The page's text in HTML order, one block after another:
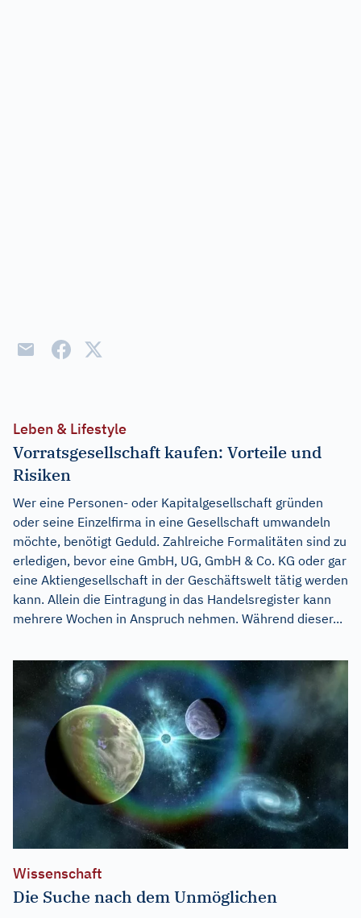
Leben & Lifestyle
Vorratsgesellschaft kaufen: Vorteile und
Risiken
Wer eine Personen- oder Kapitalgesellschaft gründen
oder seine Einzelfirma in eine Gesellschaft umwandeln
möchte, benötigt Geduld. Zahlreiche Formalitäten sind zu
erledigen, bevor eine GmbH, UG, GmbH & Co. KG oder gar
eine Aktiengesellschaft in der Geschäftswelt tätig werden
kann. Allein die Eintragung in das Handelsregister kann
mehrere Wochen in Anspruch nehmen. Während dieser...
Wissenschaft
Die Suche nach dem Unmöglichen